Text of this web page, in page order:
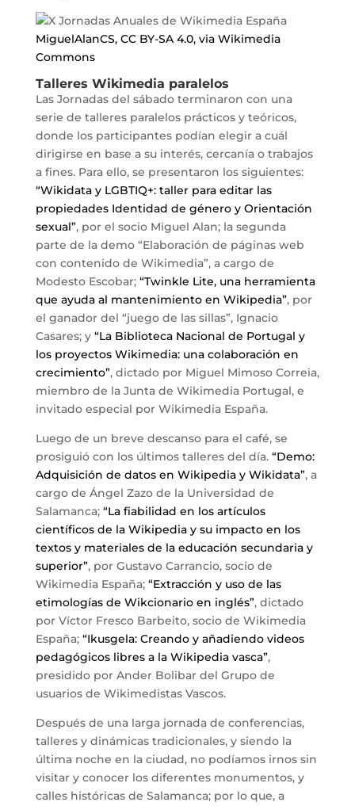
MiguelAlanCS, CC BY-SA 4.0, via Wikimedia
Commons
Talleres Wikimedia paralelos
Las Jornadas del sábado terminaron con una
serie de talleres paralelos prácticos y teóricos,
donde los participantes podían elegir a cuál
dirigirse en base a su interés, cercanía o trabajos
a fines. Para ello, se presentaron los siguientes:
“Wikidata y LGBTIQ+: taller para editar las
propiedades Identidad de género y Orientación
sexual”, por el socio Miguel Alan; la segunda
parte de la demo “Elaboración de páginas web
con contenido de Wikimedia”, a cargo de
Modesto Escobar; “Twinkle Lite, una herramienta
que ayuda al mantenimiento en Wikipedia”, por
el ganador del “juego de las sillas”, Ignacio
Casares; y “La Biblioteca Nacional de Portugal y
los proyectos Wikimedia: una colaboración en
crecimiento”, dictado por Miguel Mimoso Correia,
miembro de la Junta de Wikimedia Portugal, e
invitado especial por Wikimedia España.
Luego de un breve descanso para el café, se
prosiguió con los últimos talleres del día. “Demo:
Adquisición de datos en Wikipedia y Wikidata”, a
cargo de Ángel Zazo de la Universidad de
Salamanca; “La fiabilidad en los artículos
científicos de la Wikipedia y su impacto en los
textos y materiales de la educación secundaria y
superior”, por Gustavo Carrancio, socio de
Wikimedia España; “Extracción y uso de las
etimologías de Wikcionario en inglés”, dictado
por Víctor Fresco Barbeito, socio de Wikimedia
España; “Ikusgela: Creando y añadiendo videos
pedagógicos libres a la Wikipedia vasca”,
presidido por Ander Bolibar del Grupo de
usuarios de Wikimedistas Vascos.
Después de una larga jornada de conferencias,
talleres y dinámicas tradicionales, y siendo la
última noche en la ciudad, no podíamos irnos sin
visitar y conocer los diferentes monumentos, y
calles históricas de Salamanca; por lo que, a